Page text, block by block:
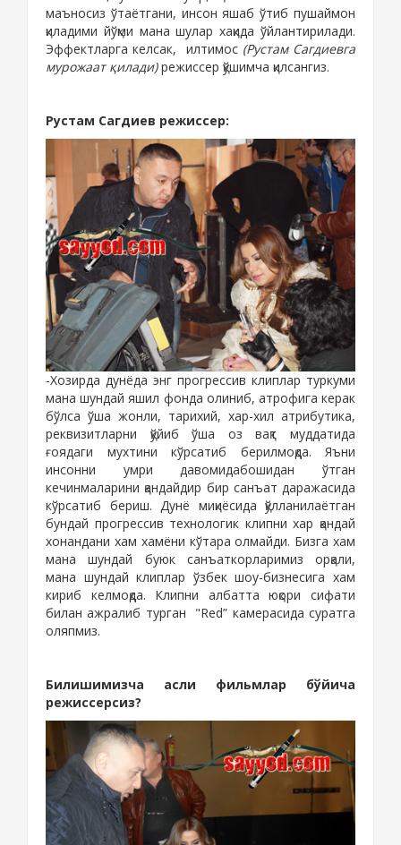
маъносиз ўтаётгани, инсон яшаб ўтиб пушаймон
қиладими йўқми мана шулар хақида ўйлантирилади.
Эффектларга келсак,
илтимос (Рустам Сагдиевга
мурожаат қилади)режиссер қўшимча қилсангиз.
Рустам Сагдиев режиссер:
-Хозирда дунёда энг прогрессив клиплар туркуми
мана шундай яшил фонда олиниб, атрофига керак
бўлса ўша жонли, тарихий, хар-хил атрибутика,
реквизитларни қўйиб ўша оз вақт муддатида
ғоядаги мухтини кўрсатиб берилмоқда. Яъни
инсонни умри давомидабошидан ўтган
кечинмаларини қандайдир бир санъат даражасида
кўрсатиб бериш. Дунё миқиёсида қўлланилаётган
бундай прогрессив технологик клипни хар қандай
хонандани хам хамёни кўтара олмайди. Бизга хам
мана шундай буюк санъаткорларимиз орқали,
мана шундай клиплар ўзбек шоу-бизнесига хам
кириб келмоқда. Клипни албатта юқори сифати
билан ажралиб турган
"Red” камерасида суратга
оляпмиз.
Билишимизча асли фильмлар бўйича
режиссерсиз?